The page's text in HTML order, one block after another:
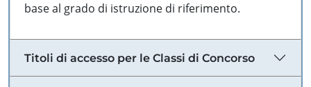
base al grado di istruzione di riferimento.
Titoli di accesso per le Classi di Concorso